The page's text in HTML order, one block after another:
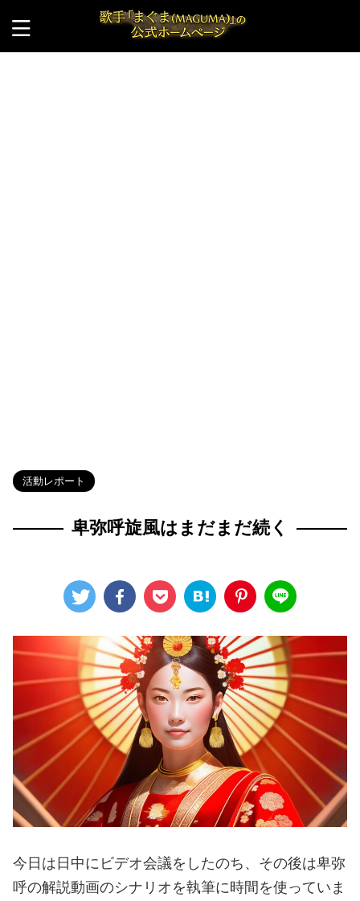
活動レポート
卑弥呼旋風はまだまだ続く
今日は日中にビデオ会議をしたのち、その後は卑弥
呼の解説動画のシナリオを執筆に時間を使っていま